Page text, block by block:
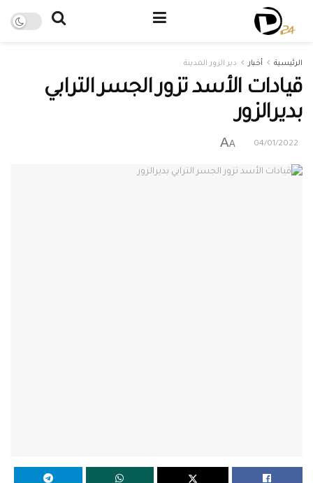
الرئيسية أخبار دير الزور المدينة
قيادات الأسد تزور الجسر الترابي
بديرالزور
04/01/2022
A
A